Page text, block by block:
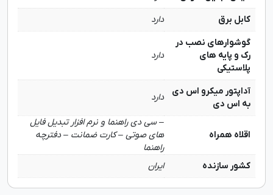
کابل برق
دارد
گوشوارهای نصب در
رک و پایه های
پلاستیکی
دارد
آداپتور میکرو اس دی
به اس دی
دارد
اقلاه همراه
– سی دی راهنما و نرم افزار تبدیل فایل
های صوتی – کارت ضمانت – دفترچه
راهنما
کشور سازنده
ایران